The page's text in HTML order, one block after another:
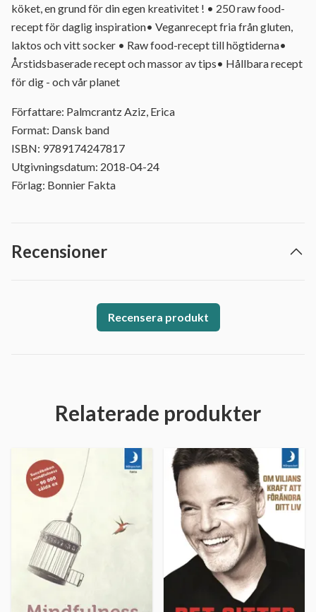
köket, en grund för din egen kreativitet ! • 250 raw food-
recept för daglig inspiration• Veganrecept fria från gluten,
laktos och vitt socker • Raw food-recept till högtiderna•
Årstidsbaserade recept och massor av tips• Hållbara recept
för dig - och vår planet
Författare: Palmcrantz Aziz, Erica
Format: Dansk band
ISBN: 9789174247817
Utgivningsdatum: 2018-04-24
Förlag: Bonnier Fakta
Recensioner
Recensera produkt
Relaterade produkter